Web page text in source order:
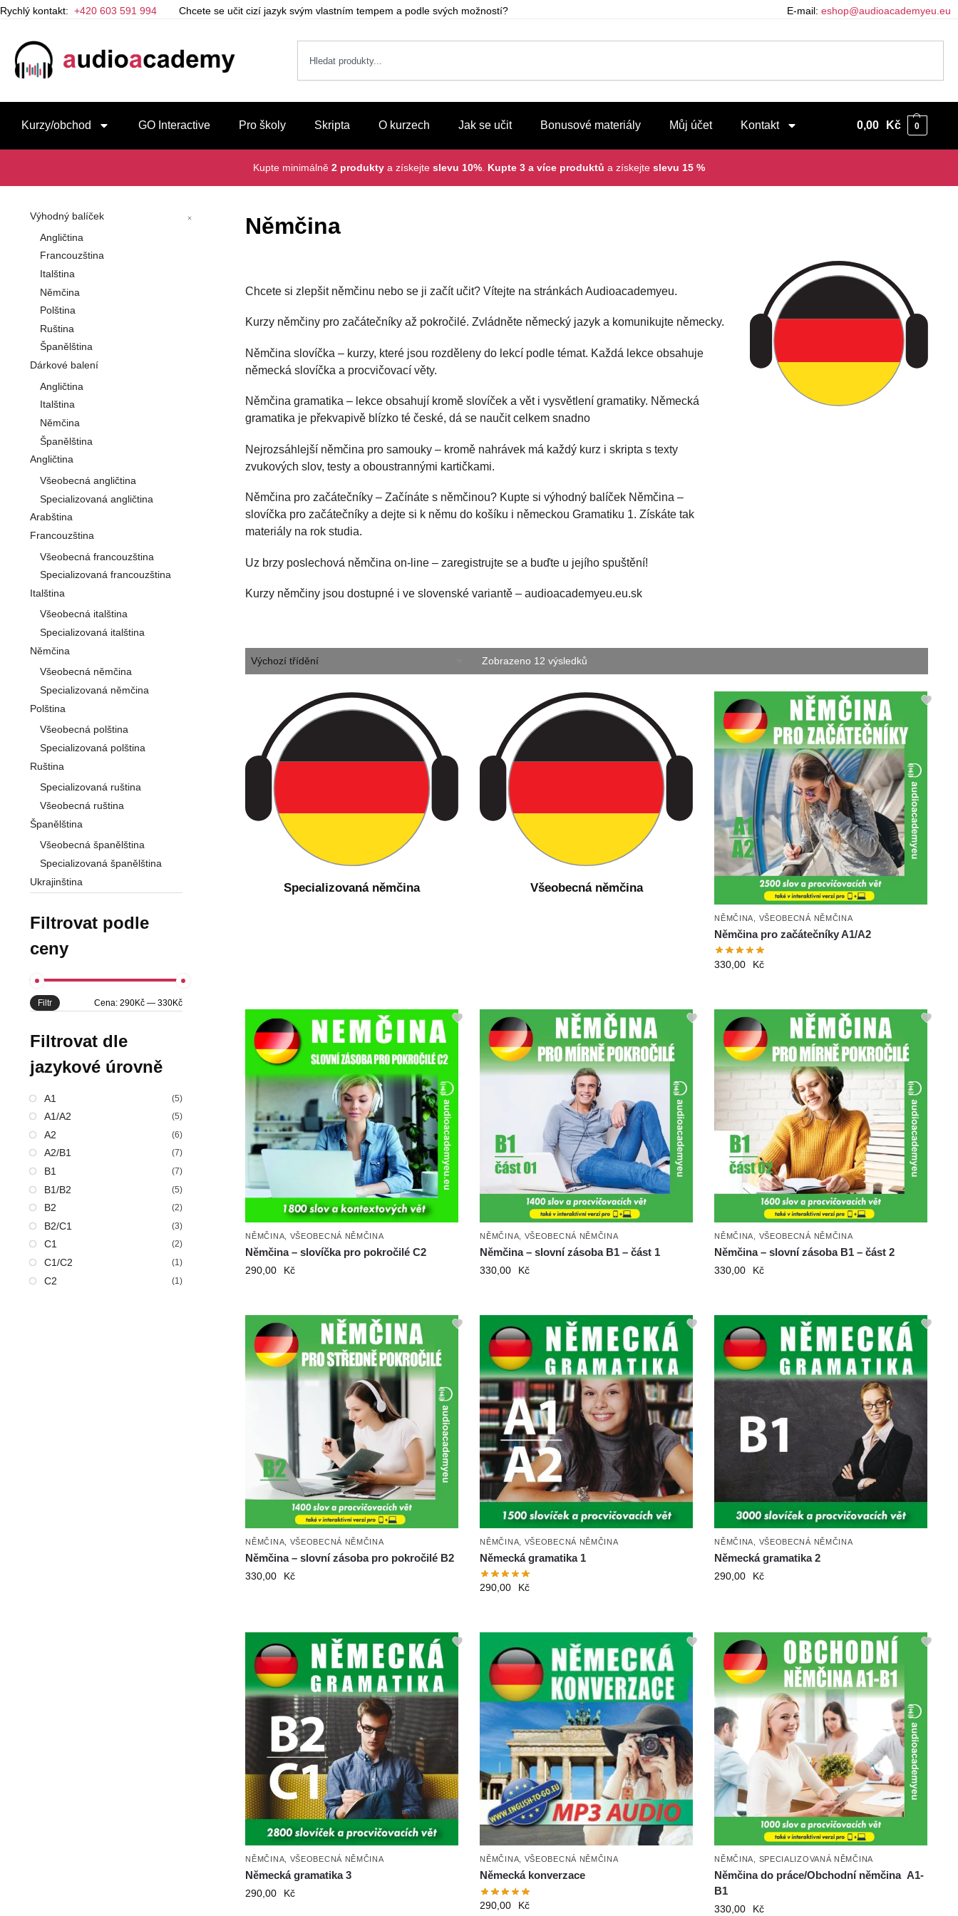
Rychlý kontakt: +420 603 591 994 Chcete se učit cizí jazyk svým vlastním tempem a podle svých možností? E-mail: eshop@audioacademyeu.eu
Kurzy/obchod GO Interactive Pro školy Skripta O kurzech Jak se učit Bonusové materiály Můj účet Kontakt 0,00 Kč 0
Kupte minimálně 2 produkty a získejte slevu 10% Kupte 3 a více produktů a získejte slevu 15 %
Němčina
Chcete si zlepšit němčinu nebo se ji začít učit? Vítejte na stránkách Audioacademyeu.
Kurzy němčiny pro začátečníky až pokročilé. Zvládněte německý jazyk a komunikujte německy.
Němčina slovíčka – kurzy, které jsou rozděleny do lekcí podle témat. Každá lekce obsahuje
německá slovíčka a procvičovací věty.
Němčina gramatika – lekce obsahují kromě slovíček a vět i vysvětlení gramatiky. Německá
gramatika je překvapivě blízko té české, dá se naučit celkem snadno
Nejrozsáhlejší němčina pro samouky – kromě nahrávek má každý kurz i skripta s texty
zvukových slov, testy a oboustrannými kartičkami.
Němčina pro začátečníky – Začínáte s němčinou? Kupte si výhodný balíček Němčina –
slovíčka pro začátečníky a dejte si k němu do košíku i německou Gramatiku 1. Získáte tak
materiály na rok studia.
Uz brzy poslechová němčina on-line – zaregistrujte se a buďte u jejího spuštění!
Kurzy němčiny jsou dostupné i ve slovenské variantě – audioacademyeu.eu.sk
Zobrazeno 12 výsledků
Specializovaná němčina Všeobecná němčina
NĚMČINA VŠEOBECNÁ NĚMČINA
Němčina pro začátečníky A1/A2
330,00 Kč
NĚMČINA VŠEOBECNÁ NĚMČINA
Němčina – slovíčka pro pokročilé C2
290,00 Kč
NĚMČINA VŠEOBECNÁ NĚMČINA
Němčina – slovní zásoba B1 – část 1
330,00 Kč
NĚMČINA VŠEOBECNÁ NĚMČINA
Němčina – slovní zásoba B1 – část 2
330,00 Kč
NĚMČINA VŠEOBECNÁ NĚMČINA
Němčina – slovní zásoba pro pokročilé B2
330,00 Kč
NĚMČINA VŠEOBECNÁ NĚMČINA
Německá gramatika 1
290,00 Kč
NĚMČINA VŠEOBECNÁ NĚMČINA
Německá gramatika 2
290,00 Kč
NĚMČINA VŠEOBECNÁ NĚMČINA
Německá gramatika 3
290,00 Kč
NĚMČINA VŠEOBECNÁ NĚMČINA
Německá konverzace
290,00 Kč
NĚMČINA SPECIALIZOVANÁ NĚMČINA
Němčina do práce/Obchodní němčina A1-
B1
330,00 Kč
Výhodný balíček
Angličtina
Francouzština
Italština
Němčina
Polština
Ruština
Španělština
Dárkové balení
Angličtina
Italština
Němčina
Španělština
Angličtina
Všeobecná angličtina
Specializovaná angličtina
Arabština
Francouzština
Všeobecná francouzština
Specializovaná francouzština
Italština
Všeobecná italština
Specializovaná italština
Němčina
Všeobecná němčina
Specializovaná němčina
Polština
Všeobecná polština
Specializovaná polština
Ruština
Specializovaná ruština
Všeobecná ruština
Španělština
Všeobecná španělština
Specializovaná španělština
Ukrajinština
Filtrovat podle
ceny
Filtr Cena:290Kč —330Kč
Filtrovat dle
jazykové úrovně
A1 (5)
A1/A2 (5)
A2 (6)
A2/B1 (7)
B1 (7)
B1/B2 (5)
B2 (2)
B2/C1 (3)
C1 (2)
C1/C2 (1)
C2 (1)